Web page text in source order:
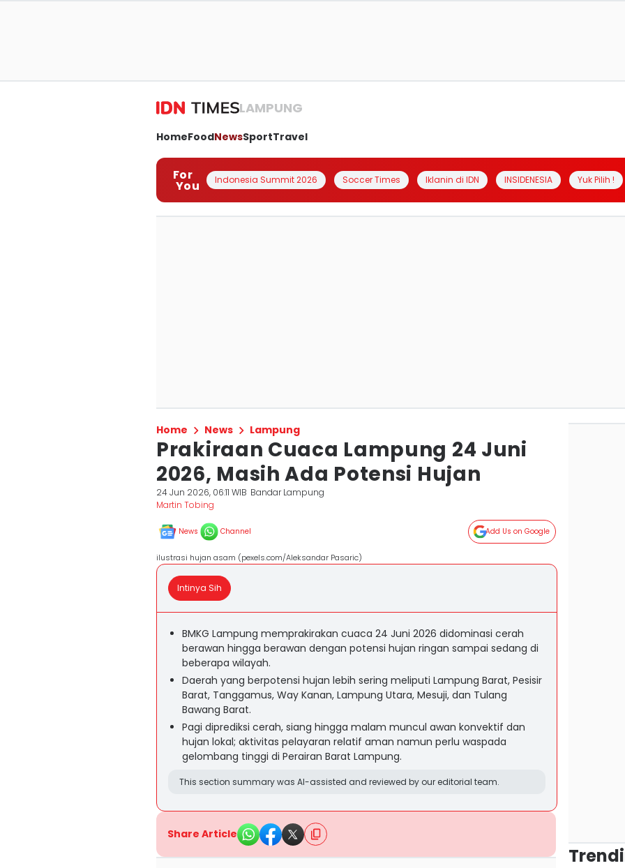
LAMPUNG
HomeFoodNewsSportTravel
For
You Indonesia Summit 2026 Soccer Times Iklanin di IDN INSIDENESIA Yuk Pilih !
Home News Lampung
Prakiraan Cuaca Lampung 24 Juni
2026, Masih Ada Potensi Hujan
24 Jun 2026, 06:11 WIB Bandar Lampung
Martin Tobing
News Channel Add Us on Google
ilustrasi hujan asam (pexels.com/Aleksandar Pasaric)
Intinya Sih
BMKG Lampung memprakirakan cuaca 24 Juni 2026 didominasi cerah
berawan hingga berawan dengan potensi hujan ringan sampai sedang di
beberapa wilayah.
Daerah yang berpotensi hujan lebih sering meliputi Lampung Barat, Pesisir
Barat, Tanggamus, Way Kanan, Lampung Utara, Mesuji, dan Tulang
Bawang Barat.
Pagi diprediksi cerah, siang hingga malam muncul awan konvektif dan
hujan lokal; aktivitas pelayaran relatif aman namun perlu waspada
gelombang tinggi di Perairan Barat Lampung.
This section summary was AI-assisted and reviewed by our editorial team.
Share Article